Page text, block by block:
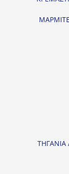
ΤΗΓΑΝΙΑ